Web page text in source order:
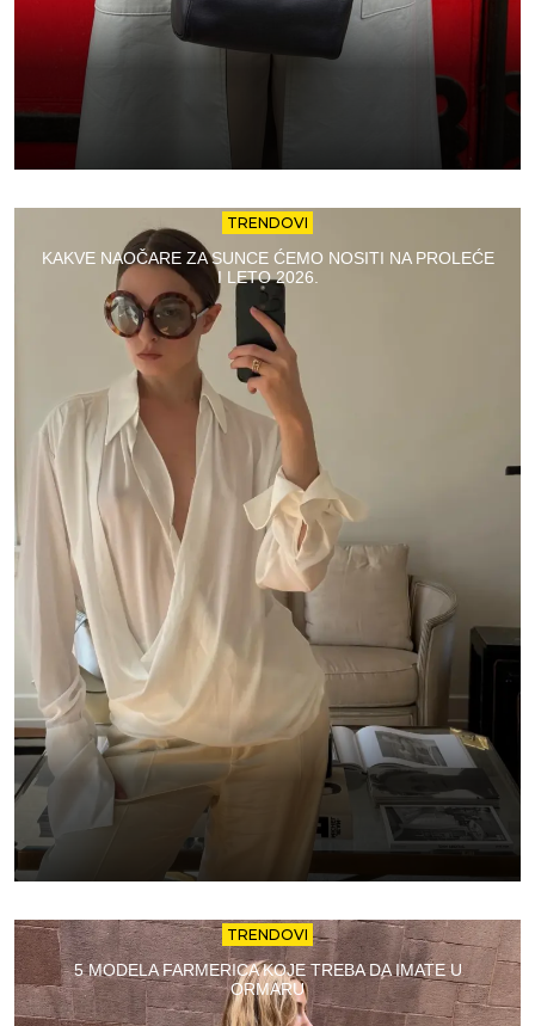
TRENDOVI
KAKVE NAOČARE ZA SUNCE ĆEMO NOSITI NA PROLEĆE
I LETO 2026.
TRENDOVI
5 MODELA FARMERICA KOJE TREBA DA IMATE U
ORMARU